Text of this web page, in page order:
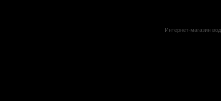
Интернет-магазин